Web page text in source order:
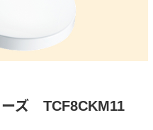
ーズ TCF8CKM11